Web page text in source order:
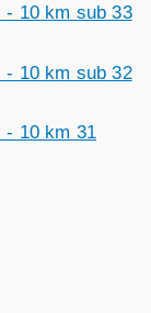
- 10 km sub 33
- 10 km sub 32
- 10 km 31